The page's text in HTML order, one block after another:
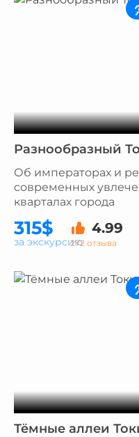
Разнообразный
Об императорах и
современных
кварталах города
315$ 4.99
272 отзыва
за экскурсию
Тёмные аллеи